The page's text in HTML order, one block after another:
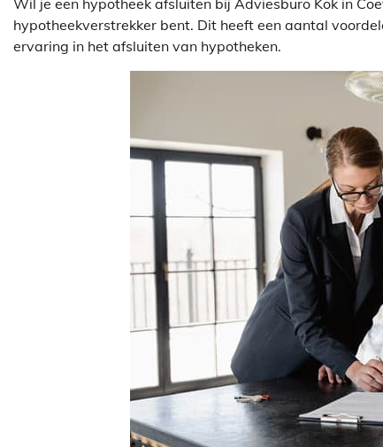
hypotheekverstrekker bent. Dit heeft een aantal
ervaring in het afsluiten van hypotheken.